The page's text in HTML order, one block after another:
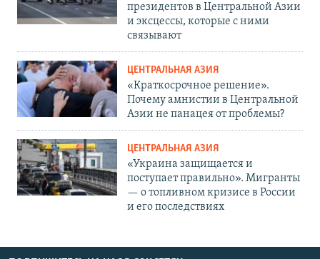
президентов в Центральной Азии
и эксцессы, которые с ними
связывают
ЦЕНТРАЛЬНАЯ АЗИЯ
«Краткосрочное решение».
Почему амнистии в Центральной
Азии не панацея от проблемы?
ЦЕНТРАЛЬНАЯ АЗИЯ
«Украина защищается и
поступает правильно». Мигранты
— о топливном кризисе в России
и его последствиях